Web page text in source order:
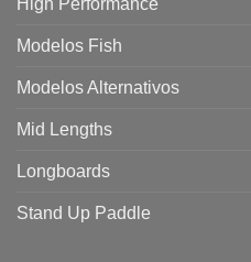
Modelos Fish
Modelos Alternativos
Mid Lengths
Longboards
Stand Up Paddle